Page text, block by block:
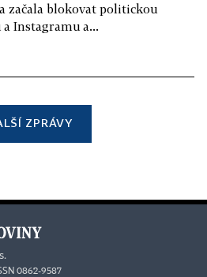
začala blokovat politickou
Instagramu a...
ZPRÁVY
0862-9587